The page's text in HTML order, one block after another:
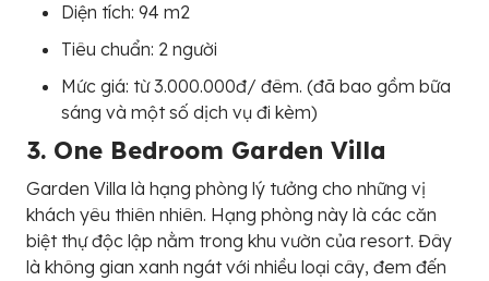
Diện tích: 94 m2
Tiêu chuẩn: 2 người
Mức giá: từ 3.000.000đ/ đêm. (đã bao gồm bữa
sáng và một số dịch vụ đi kèm)
3. One Bedroom Garden Villa
Garden Villa là hạng phòng lý tưởng cho những vị
khách yêu thiên nhiên. Hạng phòng này là các căn
biệt thự độc lập nằm trong khu vườn của resort. Đây
là không gian xanh ngát với nhiều loại cây, đem đến